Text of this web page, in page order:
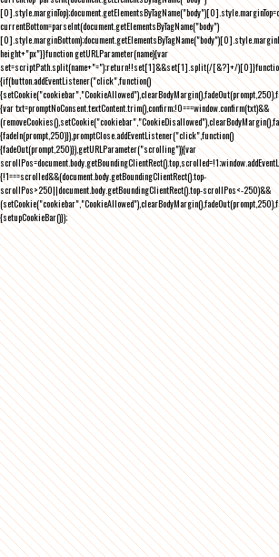
currentBottom=parseInt(document.getElementsByTagName("body")
height+"px"}}function getURLParameter(name){var
set=scriptPath.split(name+"=");return!!set[1]&&set[1].split(/[&?]+/
{if(button.addEventListener("click",function()
{var txt=promptNoConsent.textContent.trim(),confirm;!0===window.confirm(txt)&&
{fadeIn(prompt,250)}),promptClose.addEventListener("click",function()
{fadeOut(prompt,250)}),getURLParameter("scrolling")){var
{!1===scrolled&&(document.body.getBoundingClientRect().top-
scrollPos>250||document.body.getBoundingClientRect().top-scrollPos<-250)&&
{setupCookieBar()});